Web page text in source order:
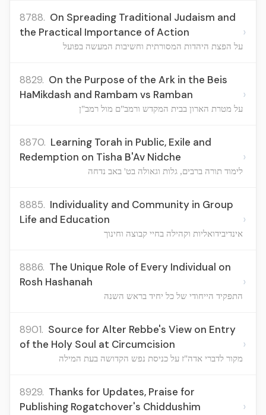
8788. On Spreading Traditional Judaism and
the Practical Importance of Action
על הפצת היהדות המסורתית וחשיבות המעשה בפועל
›
8829. On the Purpose of the Ark in the Beis
HaMikdash and Rambam vs Ramban
על מטרת הארון בבית המקדש ורמב"ם מול רמב"ן
›
8870. Learning Torah in Public, Exile and
Redemption on Tisha B'Av Nidche
לימוד תורה ברבים, גלות וגאולה בט' באב נדחה
›
8885. Individuality and Community in Group
Life and Education
אינדיבידואליות וקהילה בחיי קבוצה וחינוך
›
8886. The Unique Role of Every Individual on
Rosh Hashanah
התפקיד הייחודי של כל יחיד בראש השנה
›
8901. Source for Alter Rebbe's View on Entry
of the Holy Soul at Circumcision
מקור לדברי אדה"ז על כניסת נפש הקדושה בעת המילה
›
8929. Thanks for Updates, Praise for
Publishing Rogatchover's Chiddushim
›